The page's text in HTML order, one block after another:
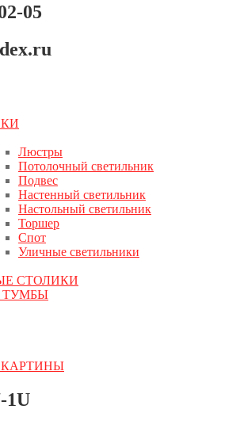
05
Люстры
Потолочный светильник
Подвес
Настенный светильник
Настольный светильник
Торшер
Спот
Уличные светильники
СТОЛИКИ
ТУМБЫ
1U